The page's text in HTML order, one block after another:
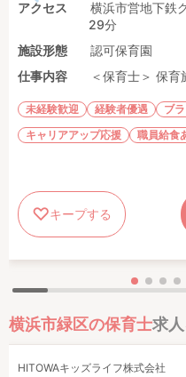
アクセス
横浜市営地下鉄
29分
施設形態
認可保育園
仕事内容
＜保育士＞ 保
未経験歓迎 経験者優遇 ブ
キャリアアップ応援
職員給食
キープする
横浜市緑区の保育士求
HITOWAキッズライフ株式会社